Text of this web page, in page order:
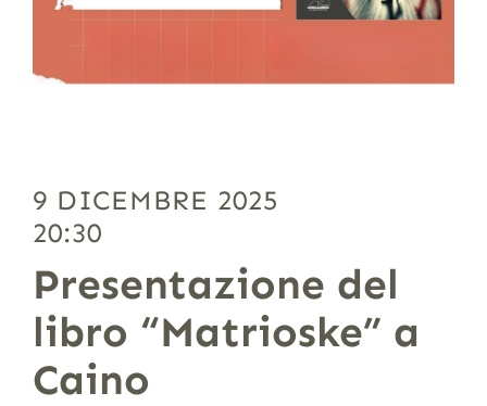
9 DICEMBRE 2025
20:30
Presentazione del
libro “Matrioske” a
Caino